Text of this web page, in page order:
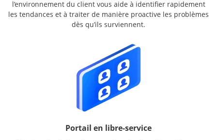
l’environnement du client vous aide à identifier rapidement
les tendances et à traiter de manière proactive les problèmes
dès qu’ils surviennent.
Portail en libre-service